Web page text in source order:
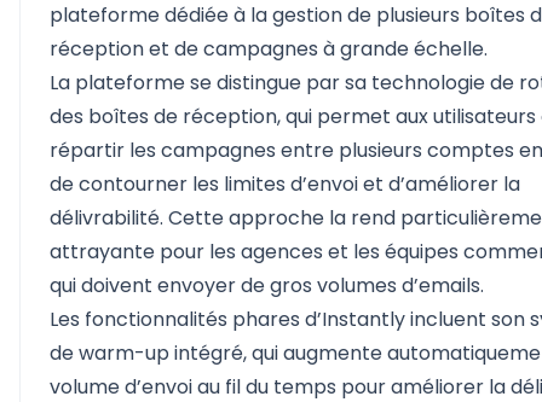
plateforme dédiée à la gestion de plusieurs boîtes
réception et de campagnes à grande échelle.
La plateforme se distingue par sa technologie de
des boîtes de réception, qui permet aux utilisateurs
répartir les campagnes entre plusieurs comptes
de contourner les limites d’envoi et d’améliorer la
délivrabilité. Cette approche la rend
attrayante pour les agences et les équipes
qui doivent envoyer de gros volumes d’emails.
Les fonctionnalités phares d’Instantly incluent son
de warm-up intégré, qui augmente
volume d’envoi au fil du temps pour améliorer la